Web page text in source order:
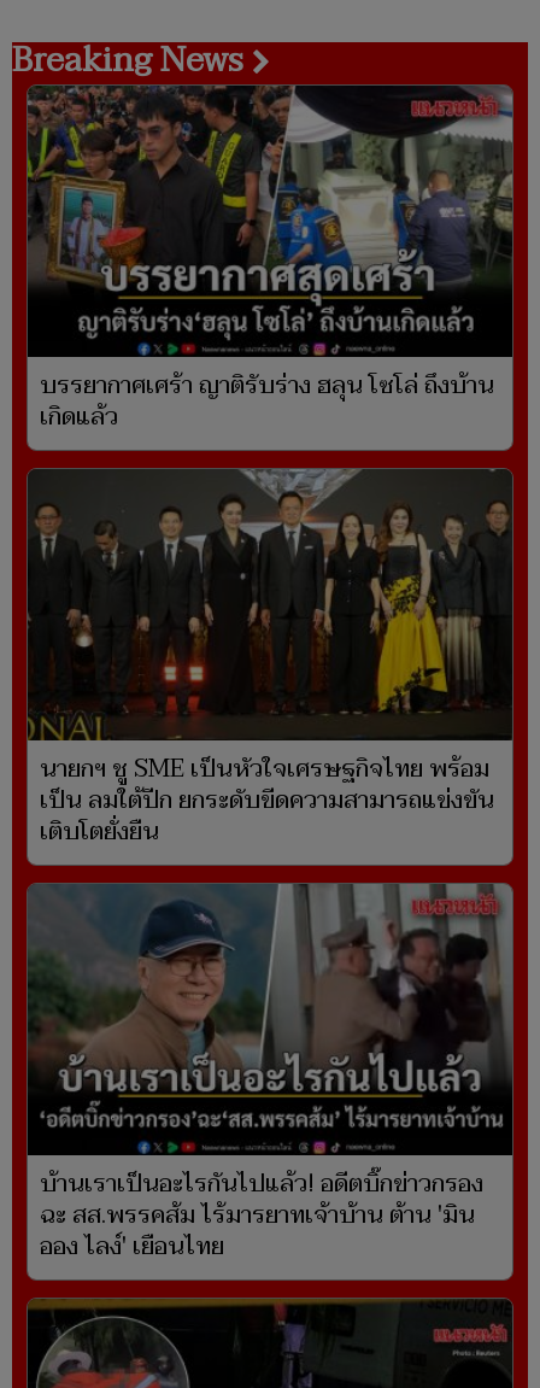
Breaking News
บรรยากาศเศร้า ญาติรับร่าง ฮลุน โซโล่ ถึงบ้าน
เกิดแล้ว
นายกฯ ชู SME เป็นหัวใจเศรษฐกิจไทย พร้อม
เป็น ลมใต้ปีก ยกระดับขีดความสามารถแข่งขัน
เติบโตยั่งยืน
บ้านเราเป็นอะไรกันไปแล้ว! อดีตบิ๊กข่าวกรอง
ฉะ สส.พรรคส้ม ไร้มารยาทเจ้าบ้าน ต้าน 'มิน
ออง ไลง์' เยือนไทย